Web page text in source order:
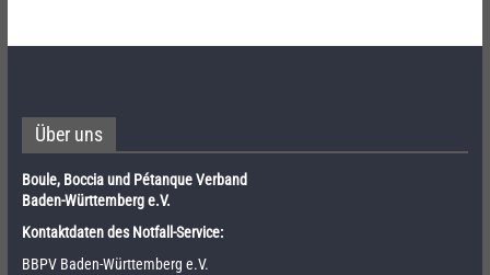
Über uns
Boule, Boccia und Pétanque Verband
Baden-Württemberg e.V.
Kontaktdaten des Notfall-Service:
BBPV Baden-Württemberg e.V.